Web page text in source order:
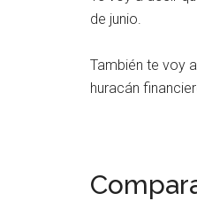
de junio.
También te voy
huracán